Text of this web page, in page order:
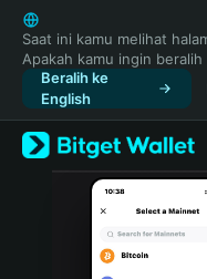
English
日本語
Tiếng Việt
Русский
Español (Latinoamérica)
Türkçe
Italiano
Saat ini kamu melihat
Apakah kamu ingin beralih
Beralih ke
English